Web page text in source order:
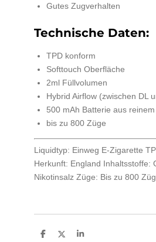
Gutes Zugverhalten
Technische Daten:
TPD konform
Softtouch Oberfläche
2ml Füllvolumen
Hybrid Airflow (zwischen DL
500 mAh Batterie aus
bis zu 800 Züge
Liquidtyp: Einweg E-Zigarette
Herkunft: England Inhaltsstoffe:
Nikotinsalz Züge: Bis zu 800
T
T
T